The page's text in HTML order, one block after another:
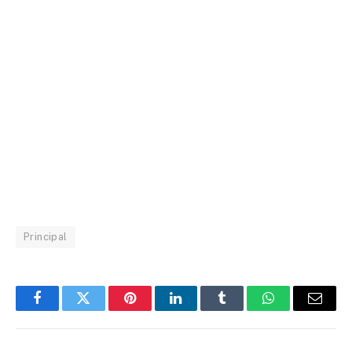
Principal
FacebookTwitter PinterestLinkedInTumblr WhatsAppEmail